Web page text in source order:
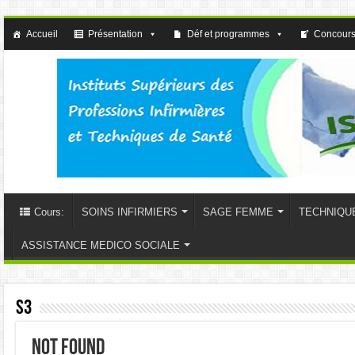
Accueil Présentation Déf et programmes
Cours: SOINS INFIRMIERS SAGE FEMME
ASSISTANCE MEDICO SOCIALE
S3
Not Found